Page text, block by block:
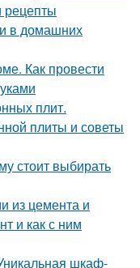
рецепты
в домашних
Как провести
плит.
плиты и советы
стоит выбирать
из цемента и
и как с ним
шкаф-